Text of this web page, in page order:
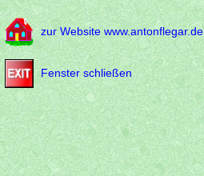
zur Website www.antonflegar.de
Fenster schließen